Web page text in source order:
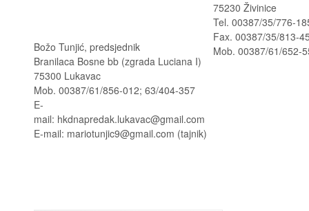
Božo Tunjić, predsjednik
Branilaca Bosne bb (zgrada Luciana I)
75300 Lukavac
Mob. 00387/61/856-012; 63/404-357
E-
mail: hkdnapredak.lukavac@gmail.com
E-mail: mariotunjic9@gmail.com (tajnik)
75230 Živinice
Tel. 00387/35/776-
Fax. 00387/35/813-
Mob. 00387/61/652-